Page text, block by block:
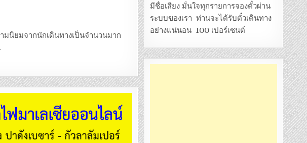
มนิยมจากนักเดินทางเป็นจำนวนมาก
มีชื่อเสียง มั่นใจทุกรายการจองตั๋วผ่าน
ระบบของเรา ท่านจะได้รับตั๋วเดินทาง
อย่างแน่นอน 100 เปอร์เซนต์